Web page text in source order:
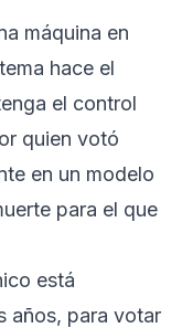
máquina en
hace el
el control
quien votó
en un modelo
para el que
está
años, para votar